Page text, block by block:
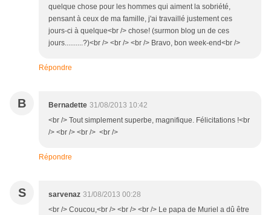
quelque chose pour les hommes qui aiment la sobriété,
pensant à ceux de ma famille, j'ai travaillé justement ces
jours-ci à quelque<br /> chose! (surmon blog un de ces
jours..........?)<br /> <br /> <br /> Bravo, bon week-end<br />
Répondre
B Bernadette 31/08/2013 10:42
<br /> Tout simplement superbe, magnifique. Félicitations !<br
/> <br /> <br /> <br />
Répondre
S sarvenaz 31/08/2013 00:28
<br /> Coucou,<br /> <br /> <br /> Le papa de Muriel a dû être